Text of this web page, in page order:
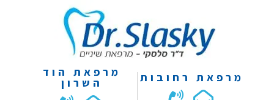
מרפאת הוד
השרון מרפאת רחובות